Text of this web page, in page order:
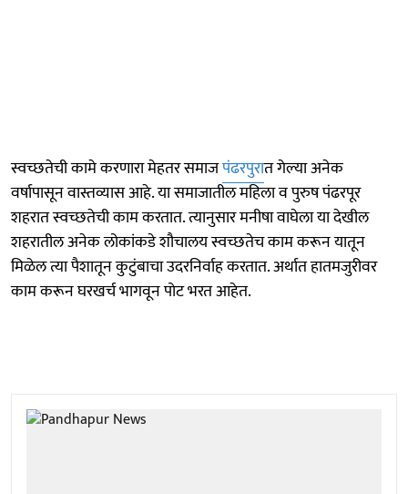
स्वच्छतेची कामे करणारा मेहतर समाजपंढरपुरात गेल्या अनेक
वर्षापासून वास्तव्यास आहे. या समाजातील महिला व पुरुष पंढरपूर
शहरात स्वच्छतेची काम करतात. त्यानुसार मनीषा वाघेला या देखील
शहरातील अनेक लोकांकडे शौचालय स्वच्छतेच काम करून यातून
मिळेल त्या पैशातून कुटुंबाचा उदरनिर्वाह करतात. अर्थात हातमजुरीवर
काम करून घरखर्च भागवून पोट भरत आहेत.